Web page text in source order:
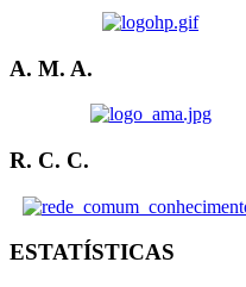
A. M. A.
R. C. C.
ESTATÍSTICAS